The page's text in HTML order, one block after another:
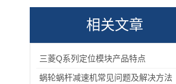
相关文章
三菱Q系列定位模块产品特点
蜗轮蜗杆减速机常见问题及解决方法